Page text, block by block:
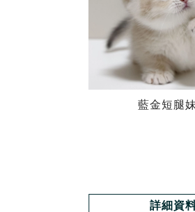
藍金短腿
詳細資